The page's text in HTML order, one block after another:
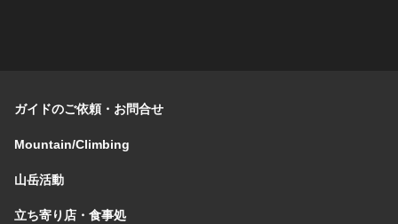
ガイドのご依頼・お問合せ
Mountain/Climbing
山岳活動
立ち寄り店・食事処